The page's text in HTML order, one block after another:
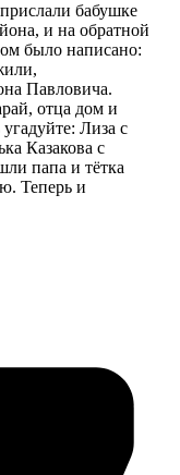
бабушке
и на обратной
было написано:
Павловича.
отца дом и
Лиза с
Казакова с
папа и тётка
Теперь и